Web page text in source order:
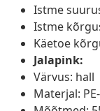
Istme
Istme
Käetoe
Jalapink:
Värvus: hall
Materjal: